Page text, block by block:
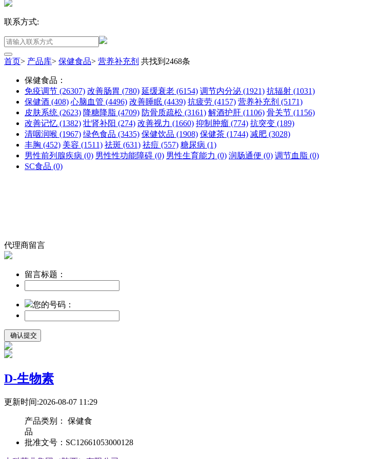
联系方式:
首页> 产品库> 保健食品> 营养补充剂 共找到 2468条
保健食品：
免疫调节 (26307) 改善肠胃 (780) 延缓衰老 (6154) 调节内分泌 (1921) 抗辐射 (1031)
保健酒 (408) 心脑血管 (4496) 改善睡眠 (4439) 抗疲劳 (4157) 营养补充剂 (5171)
皮肤系统 (2623) 降糖降脂 (4709) 防骨质疏松 (3161) 解酒护肝 (1106) 骨关节 (1156)
改善记忆 (1382) 壮肾补阳 (274) 改善视力 (1660) 抑制肿瘤 (774) 抗突变 (189)
清咽润喉 (1967) 绿色食品 (3435) 保健饮品 (1908) 保健茶 (1744) 减肥 (3028)
丰胸 (452) 美容 (1511) 祛斑 (631) 祛痘 (557) 糖尿病 (1)
男性前列腺疾病 (0) 男性性功能障碍 (0) 男性生育能力 (0) 润肠通便 (0) 调节血脂 (0)
SC食品 (0)
代理商留言
留言标题：
您的号码：
D-生物素
更新时间:2026-08-07 11:29
产品类别： 保健食
品
批准文号： SC12661053000128